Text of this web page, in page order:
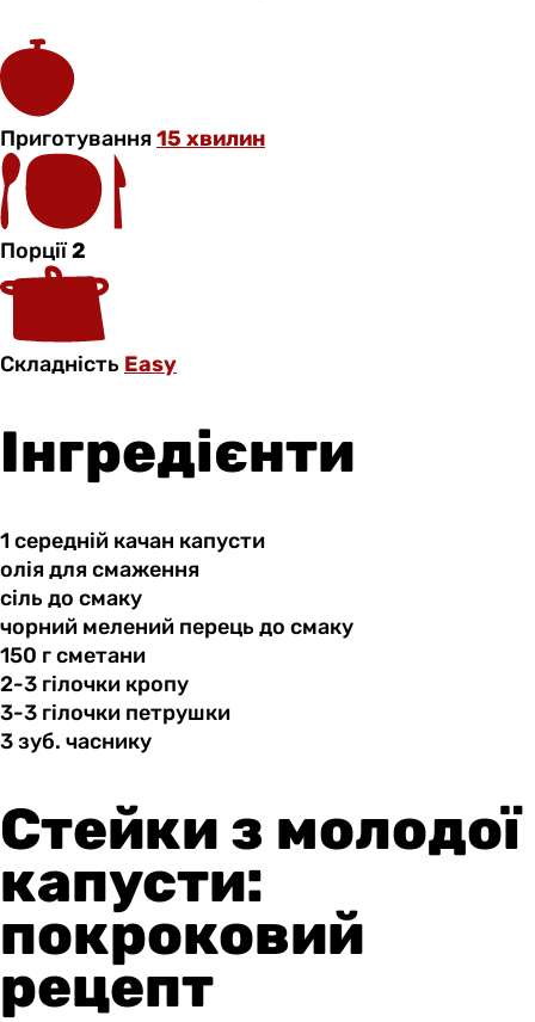
Приготування15 хвилин
Порції2
Складність Easy
Інгредієнти
1 середній качан капусти
олія длясмаження
сіль до смаку
чорний мелений перець до смаку
150 гсметани
2-3 гілочки кропу
3-3 гілочки петрушки
3 зуб. часнику
Стейки з молодої
капусти:
покроковий
рецепт